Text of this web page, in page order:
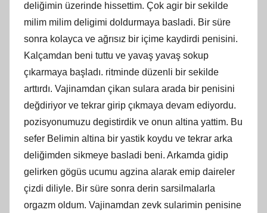
deliğimin üzerinde hissettim. Çok agir bir sekilde
milim milim deligimi doldurmaya basladi. Bir süre
sonra kolayca ve ağrısız bir içime kaydirdi penisini.
Kalçamdan beni tuttu ve yavaş yavaş sokup
çıkarmaya başladı. ritminde düzenli bir sekilde
arttırdı. Vajinamdan çikan sulara arada bir penisini
değdiriyor ve tekrar girip çıkmaya devam ediyordu.
pozisyonumuzu degistirdik ve onun altina yattim. Bu
sefer Belimin altina bir yastik koydu ve tekrar arka
deliğimden sikmeye basladi beni. Arkamda gidip
gelirken gögüs ucumu agzina alarak emip daireler
çizdi diliyle. Bir süre sonra derin sarsilmalarla
orgazm oldum. Vajinamdan zevk sularimin penisine